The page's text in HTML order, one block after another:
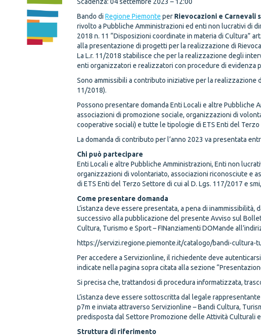
Bando diRegione Piemonte per Rievocazioni e Carnevali
rivolto a Pubbliche Amministrazioni ed enti non lucrativi di
2018 n. 11 “Disposizioni coordinate in materia di Cultura”
alla presentazione di progetti per la realizzazione di
La L.r. 11/2018 stabilisce che per la realizzazione degli
enti organizzatori e realizzatori con procedure di evidenza
Sono ammissibili a contributo iniziative per la realizzazione
11/2018).
Possono presentare domanda Enti Locali e altre Pubbliche
associazioni di promozione sociale, organizzazioni di
cooperative sociali) e tutte le tipologie di ETS Enti del
La domanda di contributo per l’anno 2023 va presentata
Chi può partecipare
Enti Locali e altre Pubbliche Amministrazioni, Enti non
organizzazioni di volontariato, associazioni riconosciute e
di ETS Enti del Terzo Settore di cui al D. Lgs. 117/2017 e
Come presentare domanda
L’istanza deve essere presentata, a pena di
successivo alla pubblicazione del presente Avviso sul
Cultura, Turismo e Sport – FINanziamenti DOMande
https://servizi.regione.piemonte.it/catalogo/bandi-cultura-
Per accedere a Servizionline, il richiedente deve
indicate nella pagina sopra citata alla sezione
Si precisa che, trattandosi di procedura informatizzata,
L’istanza deve essere sottoscritta dal legale
p7m e inviata attraverso Servizionline – Bandi Cultura,
predisposta dal Settore Promozione delle Attività Culturali
Struttura di riferimento